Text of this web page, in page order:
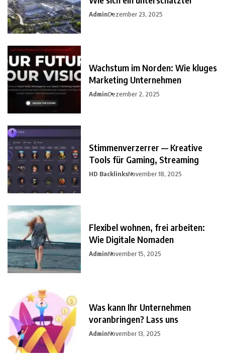
AdminDezember 23, 2025
Wachstum im Norden: Wie kluges
Marketing Unternehmen
AdminDezember 2, 2025
Stimmenverzerrer — Kreative
Tools für Gaming, Streaming
HD BacklinksNovember 18, 2025
Flexibel wohnen, frei arbeiten:
Wie Digitale Nomaden
AdminNovember 15, 2025
Was kann Ihr Unternehmen
voranbringen? Lass uns
AdminNovember 13, 2025